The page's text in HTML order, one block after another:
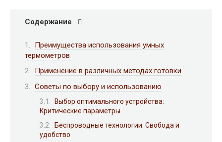
Содержание
Преимущества использования умных
термометров
Применение в различных методах готовки
Советы по выбору и использованию
Выбор оптимального устройства:
Критические параметры
Беспроводные технологии: Свобода и
удобство